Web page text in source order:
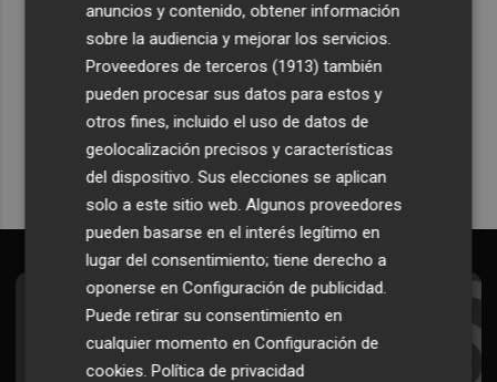
Recibe toda la actualidad de
Plaza Podcast en tu correo
Quiero suscribirme
Suscríbete al Boletín
Todos los días a primera hora en tu email
anuncios y contenido, obtener información
sobre la audiencia y mejorar los servicios.
Proveedores de terceros (1913) también
pueden procesar sus datos para estos y
otros fines, incluido el uso de datos de
geolocalización precisos y características
del dispositivo. Sus elecciones se aplican
solo a este sitio web. Algunos proveedores
pueden basarse en el interés legítimo en
lugar del consentimiento; tiene derecho a
oponerse enConfiguración de publicidad.
Puede retirar su consentimiento en
cualquier momento enConfiguración de
cookies.Política de privacidad